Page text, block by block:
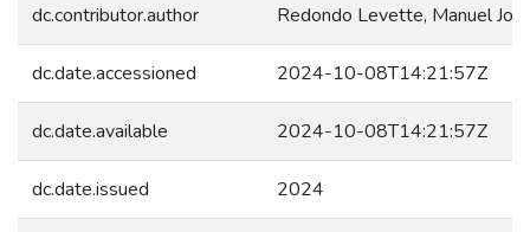
dc.contributor.author Redondo Levette, Manuel
dc.date.accessioned 2024-10-08T14:21:57Z
dc.date.available 2024-10-08T14:21:57Z
dc.date.issued 2024